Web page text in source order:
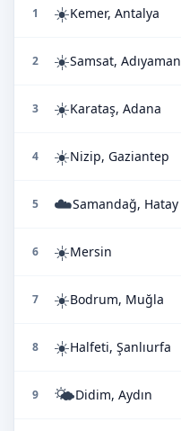
1 ☀️Kemer, Antalya
2 ☀️Samsat, Adıyaman
3 ☀️Karataş, Adana
4 ☀️Nizip, Gaziantep
5 ☁️Samandağ, Hatay
6 ☀️Mersin
7 ☀️Bodrum, Muğla
8 ☀️Halfeti, Şanlıurfa
9 🌤️Didim, Aydın